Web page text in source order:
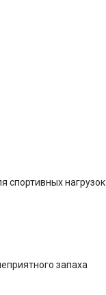
спортивных нагрузок
запаха